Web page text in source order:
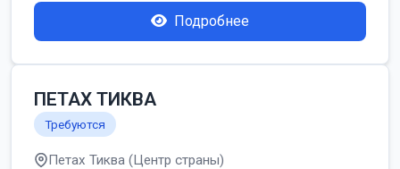
Подробнее
ПЕТАХ ТИКВА
Требуются
Петах Тиква (Центр страны)